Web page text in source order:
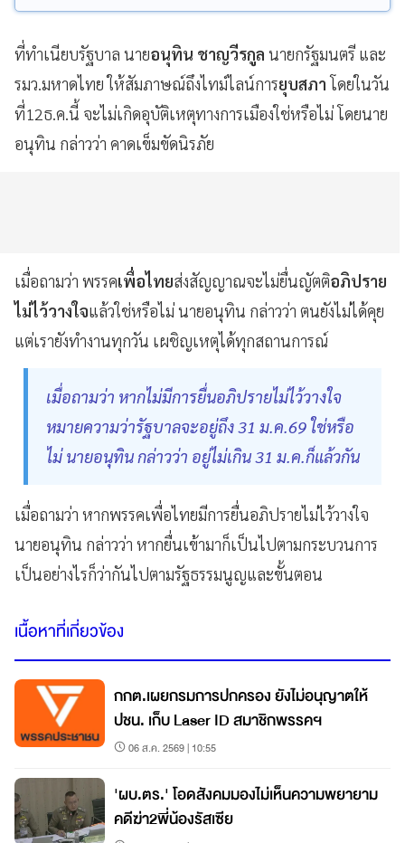
ที่ทำเนียบรัฐบาล นายอนุทิน ชาญวีรกูล นายกรัฐมนตรี และ
รมว.มหาดไทย ให้สัมภาษณ์ถึงไทม์ไลน์การยุบสภาโดยในวัน
ที่12ธ.ค.นี้ จะไม่เกิดอุบัติเหตุทางการเมืองใช่หรือไม่ โดยนาย
อนุทิน กล่าวว่า คาดเข็มขัดนิรภัย
เมื่อถามว่า พรรคเพื่อไทยส่งสัญญาณจะไม่ยื่นญัตติอภิปราย
ไม่ไว้วางใจแล้วใช่หรือไม่ นายอนุทิน กล่าวว่า ตนยังไม่ได้คุย
แต่เรายังทำงานทุกวัน เผชิญเหตุได้ทุกสถานการณ์
เมื่อถามว่า หากไม่มีการยื่นอภิปรายไม่ไว้วางใจ
หมายความว่ารัฐบาลจะอยู่ถึง 31 ม.ค.69 ใช่หรือ
ไม่ นายอนุทิน กล่าวว่า อยู่ไม่เกิน 31 ม.ค.ก็แล้วกัน
เมื่อถามว่า หากพรรคเพื่อไทยมีการยื่นอภิปรายไม่ไว้วางใจ
นายอนุทิน กล่าวว่า หากยื่นเข้ามาก็เป็นไปตามกระบวนการ
เป็นอย่างไรก็ว่ากันไปตามรัฐธรรมนูญและขั้นตอน
เนื้อหาที่เกี่ยวข้อง
กกต.เผยกรมการปกครอง ยังไม่อนุญาตให้
ปชน. เก็บ Laser ID สมาชิกพรรคฯ
06 ส.ค. 2569 | 10:55
'ผบ.ตร.' โอดสังคมมองไม่เห็นความพยายาม
คดีฆ่า2พี่น้องรัสเซีย